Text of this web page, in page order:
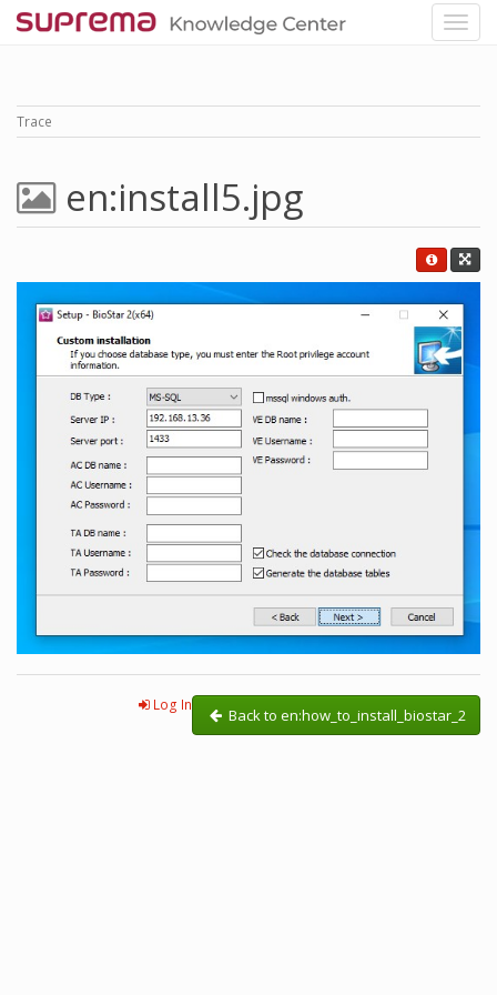
Trace
en:install5.jpg
Back to en:how_to_install_biostar_2
Log In